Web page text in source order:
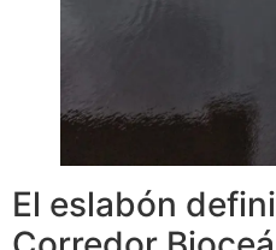
El eslabón